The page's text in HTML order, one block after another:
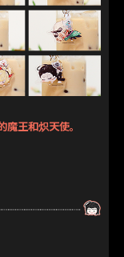
王和炽天使。